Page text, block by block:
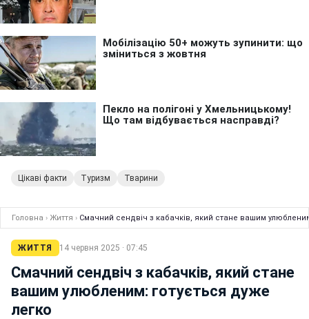
Цікаві факти Туризм Тварини
Головна › Життя › Смачний сендвіч з кабачків, який стане вашим
ЖИТТЯ 14 червня 2025 · 07:45
Смачний сендвіч з кабачків, який стане
вашим улюбленим: готується дуже
легко